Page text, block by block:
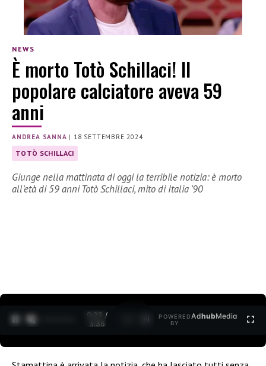
NEWS
È morto Totò Schillaci! Il
popolare calciatore aveva 59
anni
ANDREA SANNA | 18 SETTEMBRE 2024
TOTÒ SCHILLACI
Giunge nella mattinata di oggi la terribile notizia: è morto
all’età di 59 anni Totò Schillaci, mito di Italia ’90
0:30 /
3:35
POWERED
BY
AdhubMedia